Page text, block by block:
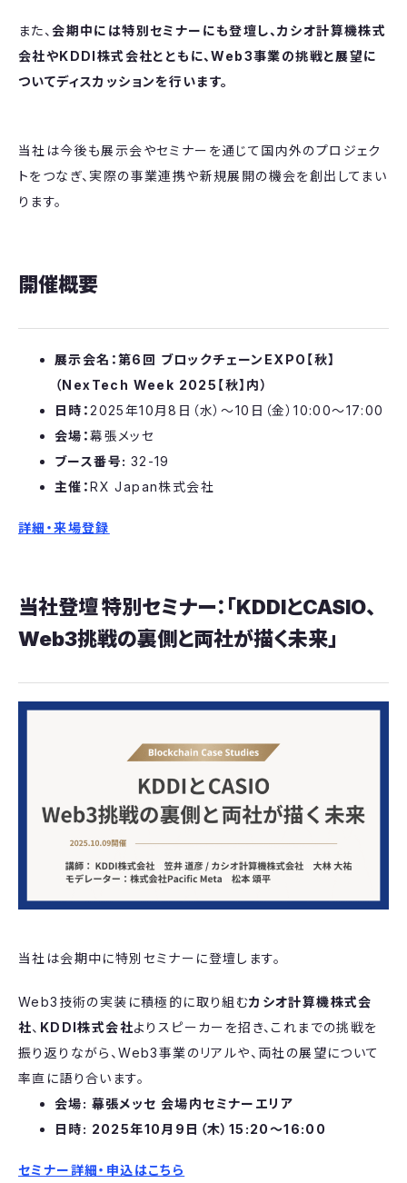
また、会期中には特別セミナーにも登壇し、カシオ計算機株式
会社やKDDI株式会社とともに、Web3事業の挑戦と展望に
ついてディスカッションを行います。
当社は今後も展示会やセミナーを通じて国内外のプロジェク
トをつなぎ、実際の事業連携や新規展開の機会を創出してまい
ります。
開催概要
展示会名：第6回 ブロックチェーンEXPO【秋】
（NexTech Week 2025【秋】内）
日時：2025年10月8日（水）～10日（金）10:00～17:00
会場：幕張メッセ
ブース番号: 32-19
主催：RX Japan株式会社
詳細・来場登録
当社登壇 特別セミナー：「KDDIとCASIO、
Web3挑戦の裏側と両社が描く未来」
当社は会期中に特別セミナーに登壇します。
Web3技術の実装に積極的に取り組むカシオ計算機株式会
社、 KDDI株式会社よりスピーカーを招き、これまでの挑戦を
振り返りながら、Web3事業のリアルや、両社の展望について
率直に語り合います。
会場: 幕張メッセ 会場内セミナーエリア
日時: 2025年10月9日（木）15:20～16:00
セミナー詳細・申込はこちら